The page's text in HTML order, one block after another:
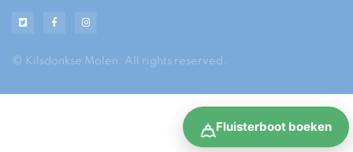
© Kilsdonkse Molen. All rights reserved.
Fluisterboot boeken